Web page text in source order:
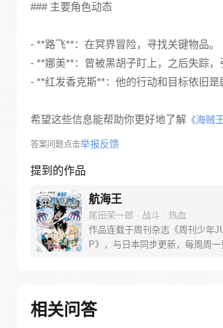
### 主要角色动态
- **路飞**：在冥界冒险，寻找关键物品。
- **娜美**：曾被黑胡子盯上，之后失踪，
- **红发香克斯**：他的行动和目标依旧是
希望这些信息能帮助你更好地了解 《海贼
答案问题点击举报反馈
提到的作品
航海王
尾田荣一郎 · 战斗 · 热血
作品连载于周刊杂志《周刊少年
P》，与日本同步更新，每周周一
子无法游泳的代价。十年后，路飞
现与因救他而断臂的杰克斯的约定
相关问答